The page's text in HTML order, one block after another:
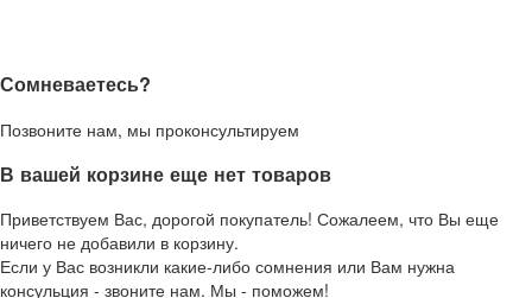
Сомневаетесь?
Позвоните нам, мы проконсультируем
В вашей корзине еще нет товаров
Приветствуем Вас, дорогой покупатель! Сожалеем, что Вы еще
ничего не добавили в корзину.
Если у Вас возникли какие-либо сомнения или Вам нужна
консульция - звоните нам. Мы - поможем!